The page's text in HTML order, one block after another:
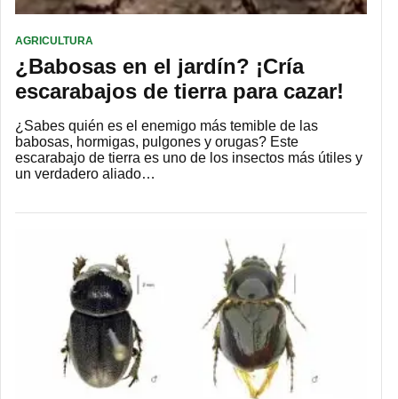
AGRICULTURA
¿Babosas en el jardín? ¡Cría
escarabajos de tierra para cazar!
¿Sabes quién es el enemigo más temible de las
babosas, hormigas, pulgones y orugas? Este
escarabajo de tierra es uno de los insectos más útiles y
un verdadero aliado…